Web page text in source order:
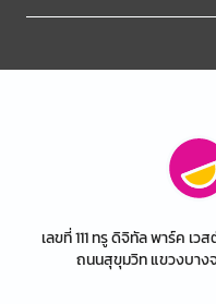
เลขที่ 111 ทรู ดิจิทัล พาร์ค เ
ถนนสุขุมวิท แขวงบาง